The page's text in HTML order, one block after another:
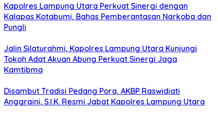
Kapolres Lampung Utara Perkuat Sinergi dengan
Kalapas Kotabumi, Bahas Pemberantasan Narkoba dan
Pungli
Jalin Silaturahmi, Kapolres Lampung Utara Kunjungi
Tokoh Adat Akuan Abung Perkuat Sinergi Jaga
Kamtibma
Disambut Tradisi Pedang Pora, AKBP Raswidiati
Anggraini, S.I.K. Resmi Jabat Kapolres Lampung Utara